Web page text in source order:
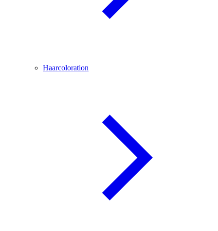
Haarcoloration